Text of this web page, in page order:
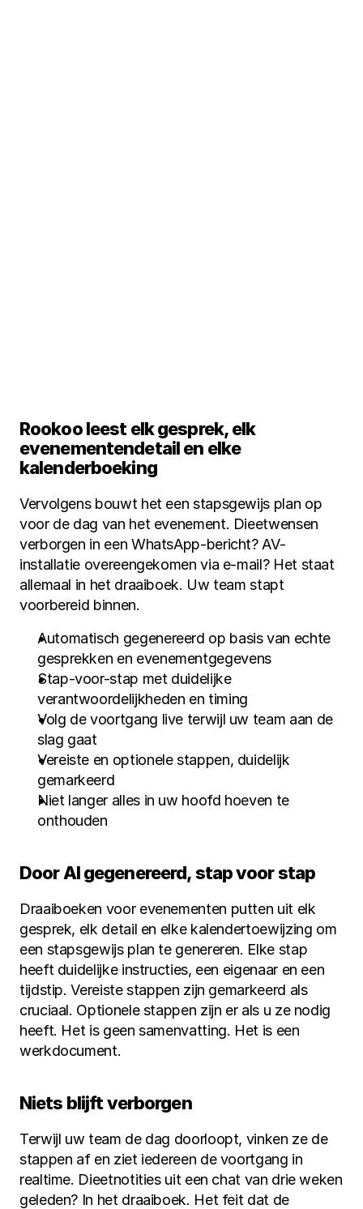
Rookoo leest elk gesprek, elk
evenementendetail en elke
kalenderboeking
Vervolgens bouwt het een stapsgewijs plan op
voor de dag van het evenement. Dieetwensen
verborgen in een WhatsApp-bericht? AV-
installatie overeengekomen via e-mail? Het staat
allemaal in het draaiboek. Uw team stapt
voorbereid binnen.
Automatisch gegenereerd op basis van echte
gesprekken en evenementgegevens
Stap-voor-stap met duidelijke
verantwoordelijkheden en timing
Volg de voortgang live terwijl uw team aan de
slag gaat
Vereiste en optionele stappen, duidelijk
gemarkeerd
Niet langer alles in uw hoofd hoeven te
onthouden
Door AI gegenereerd, stap voor stap
Draaiboeken voor evenementen putten uit elk
gesprek, elk detail en elke kalendertoewijzing om
een stapsgewijs plan te genereren. Elke stap
heeft duidelijke instructies, een eigenaar en een
tijdstip. Vereiste stappen zijn gemarkeerd als
cruciaal. Optionele stappen zijn er als u ze nodig
heeft. Het is geen samenvatting. Het is een
werkdocument.
Niets blijft verborgen
Terwijl uw team de dag doorloopt, vinken ze de
stappen af en ziet iedereen de voortgang in
realtime. Dieetnotities uit een chat van drie weken
geleden? In het draaiboek. Het feit dat de